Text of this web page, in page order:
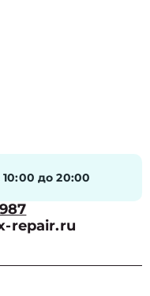
до 20:00
repair.ru